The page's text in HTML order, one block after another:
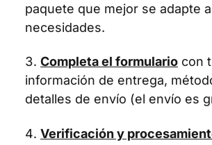
paquete que mejor se adapte
necesidades.
Completa el formulario con
información de entrega,
detalles de envío (el envío es
Verificación y